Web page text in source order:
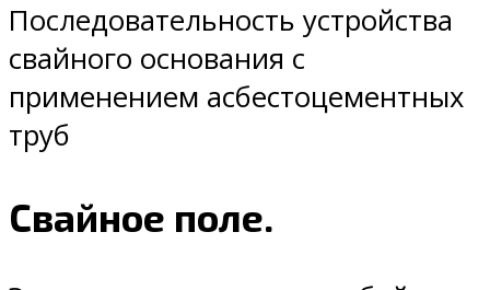
Последовательность устройства
свайного основания с
применением асбестоцементных
труб
Свайное поле.